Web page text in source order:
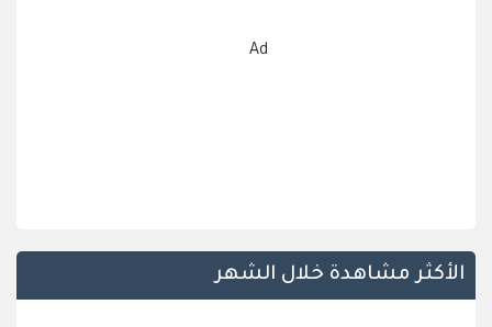
Ad
الأكثر مشاهدة خلال الشهر